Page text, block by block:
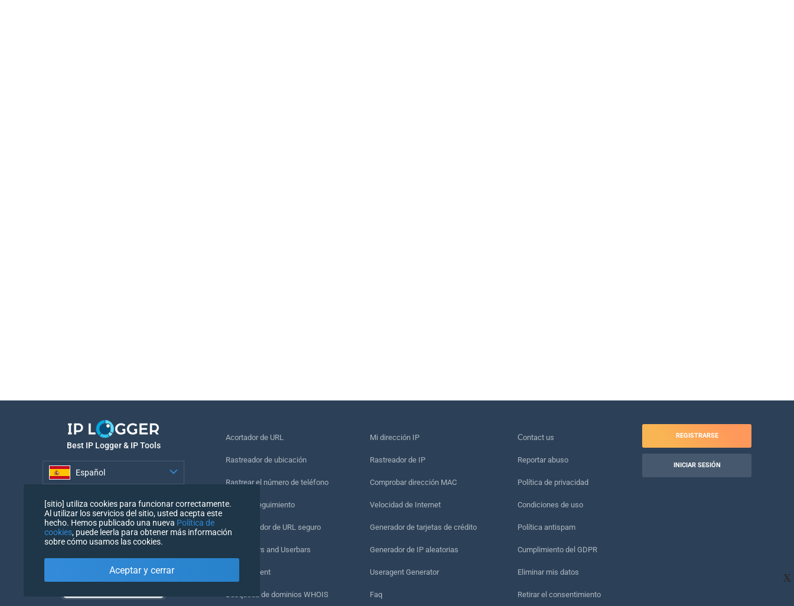
X
Best IP Logger & IP Tools
Español
Acortador de URL
Rastreador de ubicación
Rastrear el número de teléfono
Píxel de seguimiento
Comprobador de URL seguro
IP Counters and Userbars
Mi UserAgent
Búsqueda de dominios WHOIS
Mi dirección IP
Rastreador de IP
Comprobar dirección MAC
Velocidad de Internet
Generador de tarjetas de crédito
Generador de IP aleatorias
Useragent Generator
Faq
Сontact us
Reportar abuso
Política de privacidad
Condiciones de uso
Política antispam
Cumplimiento del GDPR
Eliminar mis datos
Retirar el consentimiento
REGISTRARSE
INICIAR SESIÓN
[sitio] utiliza cookies para funcionar correctamente.
Al utilizar los servicios del sitio, usted acepta este
hecho. Hemos publicado una nueva Política de
cookies, puede leerla para obtener más información
sobre cómo usamos las cookies.
Aceptar y cerrar